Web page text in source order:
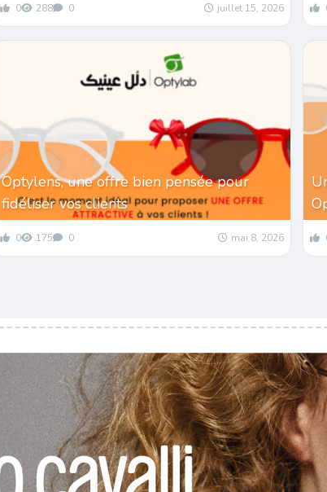
0 288 0 juillet 15, 2026
Optylens, une offre bien pensée pour
fidéliser vos clients
0 175 0 mai 8, 2026